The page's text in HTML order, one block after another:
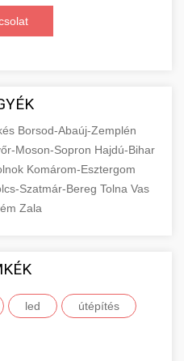
Borsod-Abaúj-Zemplén
Moson-Sopron Hajdú-Bihar
Komárom-Esztergom
Szatmár-Bereg Tolna Vas
Zala
led útépítés